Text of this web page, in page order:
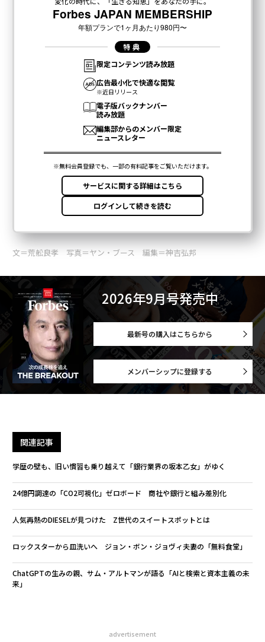
文＝荒舩良孝 写真＝ヤン・ブース 編集＝神吉弘邦
2026年9月号発売中
最新号の購入はこちらから
メンバーシップに登録する
関連記事
学歴の壁も、旧い慣習も乗り越えて「銀行業界の坂本乙女」がゆく
24億円調達の「CO2可視化」ゼロボード 商社や銀行と組み差別化
人気再熱のDIESELが見つけた Z世代のスイートスポットとは
ロックスターから皿洗いへ ジョン・ボン・ジョヴィ夫妻の「無料食堂」
ChatGPTの生みの親、サム・アルトマンが語る「AIと検索と資本主義の未
来」
advertisement